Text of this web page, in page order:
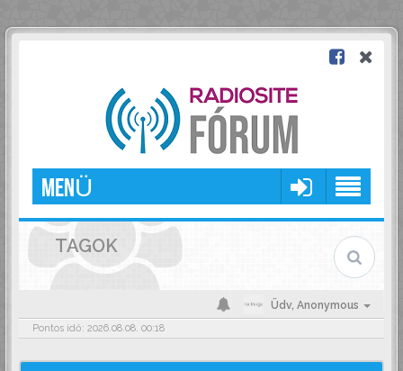
MENÜ
TAGOK
Üdv, Anonymous
Pontos idő: 2026.08.08. 00:18